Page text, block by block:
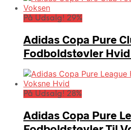
På Udsalg! 29%
Adidas Copa Pure
Fodboldstøvler
På Udsalg! 28%
Adidas Copa Pure